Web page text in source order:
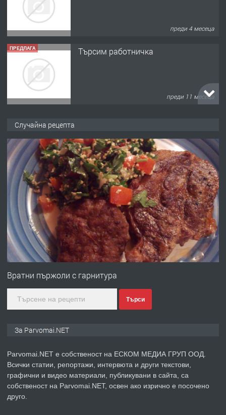
преди 4 месеца
ПРЕДЛАГА Търсим работничка
преди 11 месеца
преди 1 година
ПРЕДЛАГА Работа за общи работници
преди 1 година
ПРЕДЛАГА
Първи поход "По стъпките на Ангел
преди 1 година
ПРЕДЛАГА Уроци по Математика
Случайна рецепта
Вратни пържоли с гарнитура
Търси
За Parvomai.NET
Parvomai.NET е собственост на ЕСКОМ МЕДИА ГРУП ООД.
Всички статии, репортажи, интервюта и други текстови,
графични и видео материали, публикувани в сайта, са
собственост на Parvomai.NET, освен ако изрично е посочено
друго.